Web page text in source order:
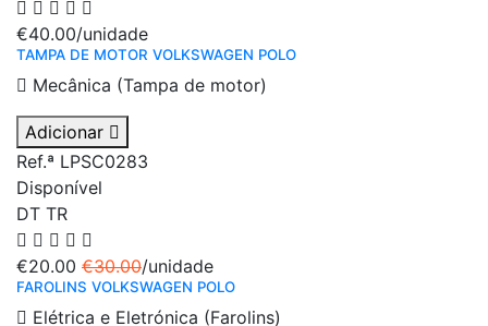
€40.00/unidade
TAMPA DE MOTOR VOLKSWAGEN POLO
Mecânica (Tampa de motor)
Adicionar
Ref.ª LPSC0283
Disponível
DT TR
€20.00 €30.00/unidade
FAROLINS VOLKSWAGEN POLO
Elétrica e Eletrónica (Farolins)